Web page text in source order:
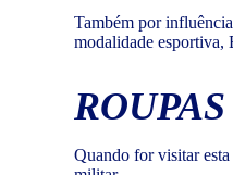
Também por
modalidade esportiva,
Quando for visitar esta